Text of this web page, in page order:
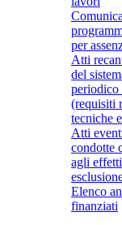
per
Atti
del
periodico
(requisiti
tecniche
Atti
condotte
agli
Elenco
finanziati